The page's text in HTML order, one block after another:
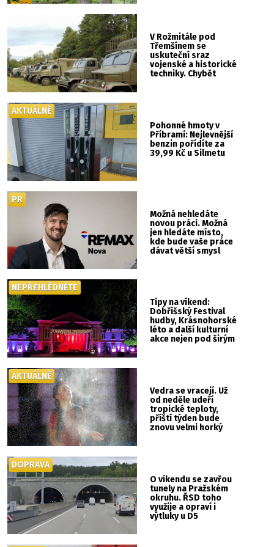
V Rožmitále pod
Třemšínem se
uskuteční sraz
vojenské a historické
techniky. Chybět
Pohonné hmoty v
Příbrami: Nejlevnější
benzin pořídíte za
39,99 Kč u Silmetu
AKTUÁLNĚ
Možná nehledáte
novou práci. Možná
jen hledáte místo,
kde bude vaše práce
dávat větší smysl
PR
Tipy na víkend:
Dobříšský Festival
hudby, Krásnohorské
léto a další kulturní
akce nejen pod širým
NEPŘEHLÉDNĚTE
Vedra se vracejí. Už
od neděle udeří
tropické teploty,
příští týden bude
znovu velmi horký
AKTUÁLNĚ
O víkendu se zavřou
tunely na Pražském
okruhu. ŘSD toho
využije a opraví i
výtluky u D5
DOPRAVA